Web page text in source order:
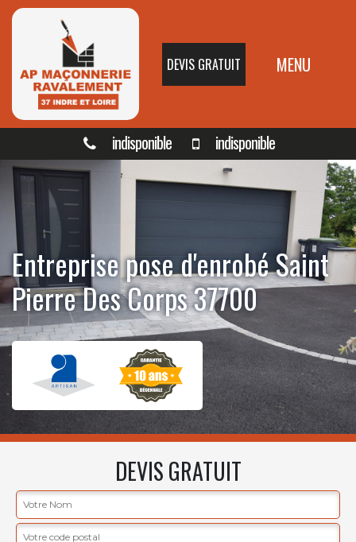
DEVIS GRATUIT MENU
indisponible indisponible
Entreprise pose d'enrobé Saint
Pierre Des Corps 37700
DEVIS GRATUIT